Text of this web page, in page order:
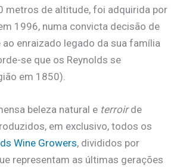
metros de altitude, foi adquirida por
1996, numa convicta decisão de
enraizado legado da sua família
se que os Reynolds se
em 1850).
beleza natural e terroirde
em exclusivo, todos os
Wine Growers, divididos por
representam as últimas gerações